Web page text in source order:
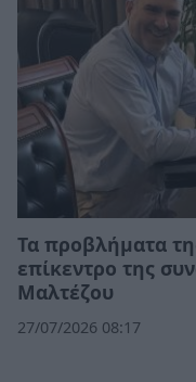
Τα προβλήματα
επίκεντρο της
Μαλτέζου
27/07/2026 08:17